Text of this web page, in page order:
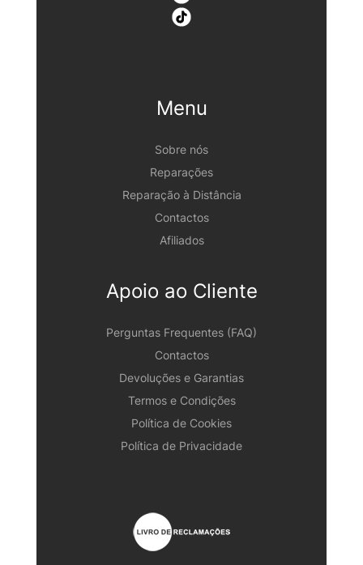
Menu
Sobre nós
Reparações
Reparação à Distância
Contactos
Afiliados
Apoio ao Cliente
Perguntas Frequentes (FAQ)
Contactos
Devoluções e Garantias
Termos e Condições
Política de Cookies
Política de Privacidade